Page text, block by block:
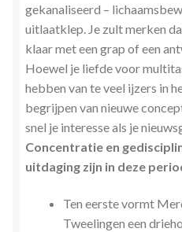
Tarot
Transactionele Analyse
Verbinden en Transformeren
Tweelingvlam
Webshop
Wie ben ik
gekanaliseerd –
uitlaatklep. Je zult merken
klaar met een grap of een
Hoewel je liefde voor
hebben van te veel ijzers in
begrijpen van nieuwe
snel je interesse als je
Concentratie en
uitdaging zijn in deze
Ten eerste vormt
Tweelingen een